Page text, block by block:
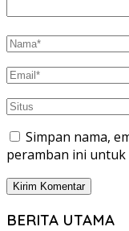
Simpan nama,
peramban ini
BERITA UTAMA